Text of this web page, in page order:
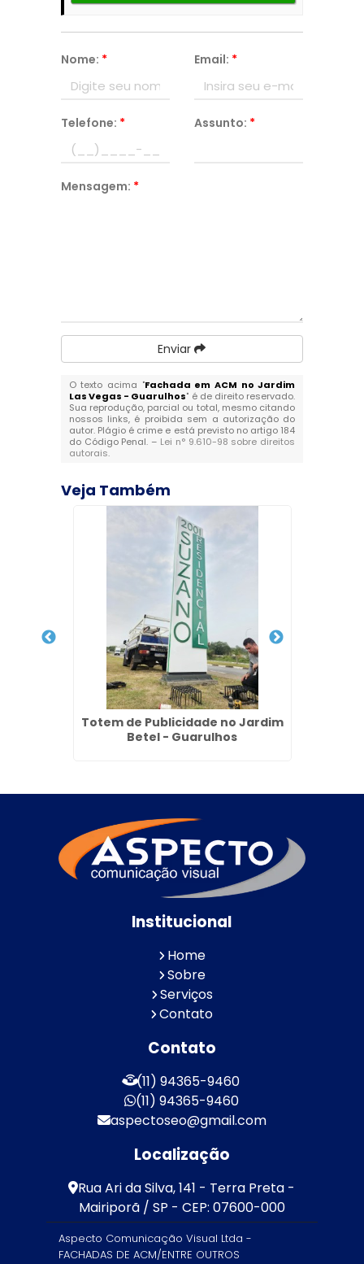
Nome: * Email: *
Telefone: * Assunto: *
Mensagem: *
Enviar
O texto acima "Fachada em ACM no Jardim
Las Vegas - Guarulhos" é de direito reservado.
Sua reprodução, parcial ou total, mesmo citando
nossos links, é proibida sem a autorização do
autor. Plágio é crime e está previsto no artigo 184
do Código Penal. – Lei n° 9.610-98 sobre direitos
autorais.
Veja Também
Totem de Publicidade no Jardim
Betel - Guarulhos
Institucional
Home
Sobre
Serviços
Contato
Contato
(11) 94365-9460
(11) 94365-9460
aspectoseo@gmail.com
Localização
Rua Ari da Silva, 141 - Terra Preta -
Mairiporã / SP - CEP: 07600-000
Aspecto Comunicação Visual Ltda -
FACHADAS DE ACM/ENTRE OUTROS